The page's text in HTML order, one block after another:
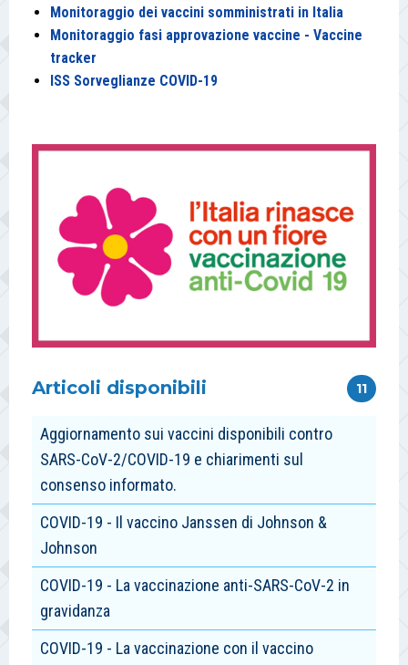
Monitoraggio dei vaccini somministrati in Italia
Monitoraggio fasi approvazione vaccine - Vaccine
tracker
ISS Sorveglianze COVID-19
Articoli disponibili 11
Aggiornamento sui vaccini disponibili contro
SARS-CoV-2/COVID-19 e chiarimenti sul
consenso informato.
COVID-19 - Il vaccino Janssen di Johnson &
Johnson
COVID-19 - La vaccinazione anti-SARS-CoV-2 in
gravidanza
COVID-19 - La vaccinazione con il vaccino